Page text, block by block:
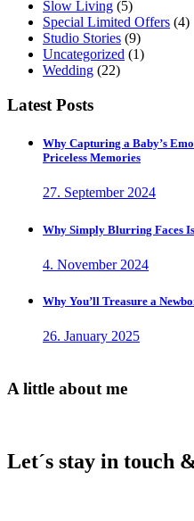
Slow Living (5)
Special Limited Offers (4)
Studio Stories (9)
Uncategorized (1)
Wedding (22)
Latest Posts
Why Capturing a Baby’s
Priceless Memories
27. September 2024
Why Simply Blurring Faces
4. November 2024
Why You’ll Treasure a
26. January 2025
A little about me
Let´s stay in touch